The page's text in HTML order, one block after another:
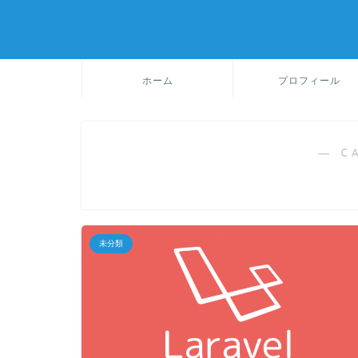
ホーム プロフィール
―
未分類